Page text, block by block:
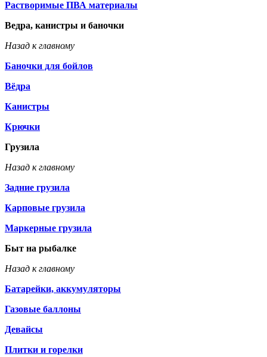
Растворимые ПВА материалы
Ведра, канистры и баночки
Назад к главному
Баночки для бойлов
Вёдра
Канистры
Крючки
Грузила
Назад к главному
Задние грузила
Карповые грузила
Маркерные грузила
Быт на рыбалке
Назад к главному
Батарейки, аккумуляторы
Газовые баллоны
Девайсы
Плитки и горелки